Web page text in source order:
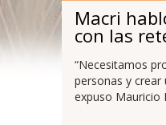
Macri
con las
“Necesitamos
personas y crear
expuso Mauricio